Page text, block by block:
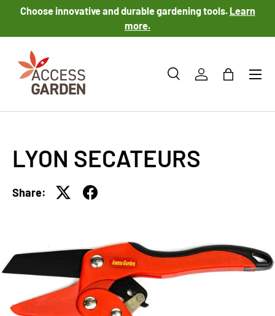
Choose innovative and durable gardening tools. Learn
more.
Search
Product type
SearchLog inBag
Menu
LYON SECATEURS
Share: